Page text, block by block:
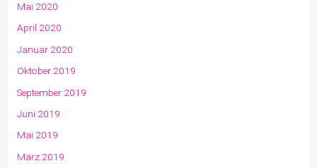
Mai 2020
April 2020
Januar 2020
Oktober 2019
September 2019
Juni 2019
Mai 2019
März 2019